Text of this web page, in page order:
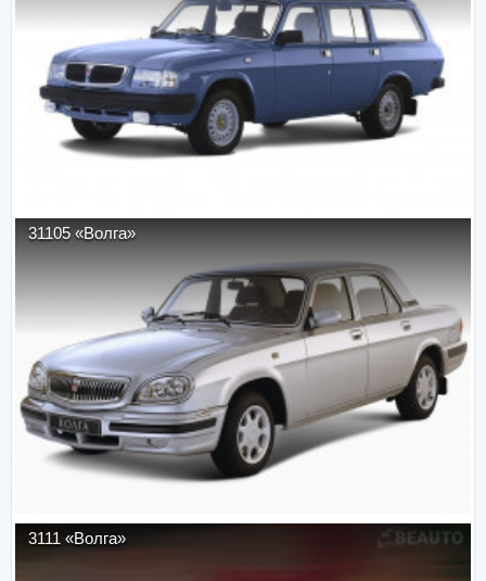
31105 «Волга»
3111 «Волга»